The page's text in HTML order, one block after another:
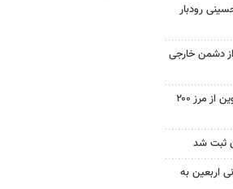
رودبار
دشمن خارجی
عبور خرید تضمینی گندم در قزوین از مرز ۲۰۰
گیلانی اربعین به